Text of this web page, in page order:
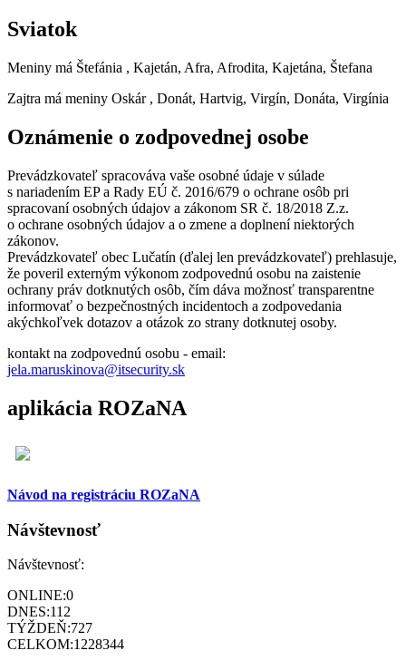
Sviatok
Meniny má Štefánia , Kajetán, Afra, Afrodita, Kajetána, Štefana
Zajtra má meniny Oskár , Donát, Hartvig, Virgín, Donáta, Virgínia
Oznámenie o zodpovednej osobe
Prevádzkovateľ spracováva vaše osobné údaje v súlade
s nariadením EP a Rady EÚ č. 2016/679 o ochrane osôb pri
spracovaní osobných údajov a zákonom SR č. 18/2018 Z.z.
o ochrane osobných údajov a o zmene a doplnení niektorých
zákonov.
Prevádzkovateľ obec Lučatín (ďalej len prevádzkovateľ) prehlasuje,
že poveril externým výkonom zodpovednú osobu na zaistenie
ochrany práv dotknutých osôb, čím dáva možnosť transparentne
informovať o bezpečnostných incidentoch a zodpovedania
akýchkoľvek dotazov a otázok zo strany dotknutej osoby.
kontakt na zodpovednú osobu - email:
jela.maruskinova@itsecurity.sk
aplikácia ROZaNA
Návod na registráciu ROZaNA
Návštevnosť
Návštevnosť:
ONLINE:0
DNES:112
TÝŽDEŇ:727
CELKOM:1228344